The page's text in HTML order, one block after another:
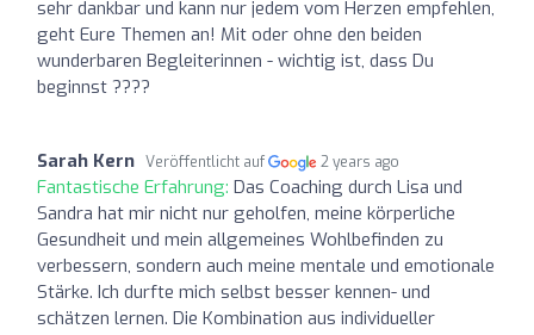
sehr dankbar und kann nur jedem vom Herzen empfehlen,
geht Eure Themen an! Mit oder ohne den beiden
wunderbaren Begleiterinnen - wichtig ist, dass Du
beginnst ????
Sarah Kern Veröffentlicht auf 2 years ago
Fantastische Erfahrung: Das Coaching durch Lisa und
Sandra hat mir nicht nur geholfen, meine körperliche
Gesundheit und mein allgemeines Wohlbefinden zu
verbessern, sondern auch meine mentale und emotionale
Stärke. Ich durfte mich selbst besser kennen- und
schätzen lernen. Die Kombination aus individueller